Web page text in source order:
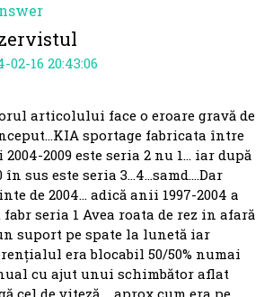
02-16 20:43:06
articolului face o eroare gravă de
sportage fabricata între
2009 este seria 2 nu 1… iar după
în sus este seria 3…4…samd….Dar
de 2004… adică anii 1997-2004 a
fabr seria 1 Avea roata de rez in afară
suport pe spate la lunetă iar
era blocabil 50/50% numai
cu ajut unui schimbător aflat